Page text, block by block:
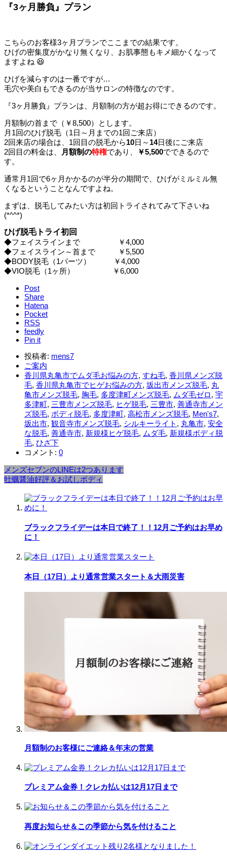
『3ヶ月勝負』プラン
こちらのお客様3ヶ月プランでここまでの結果です。
ひげの密集度がかなり無くなり、お肌事態もキメ細かくなって
ますよね 😆
ひげを減らすのは一番ですが…
毛穴や美白もできるのが当サロンの特徴なのです。
『3ヶ月勝負』プランは、月額制の方が超お得にできるのです。
月額制の首まで（￥8,500）とします。
月1回のひげ脱毛（1日～月までの1回ご来店）
2回来店の場合は、1回目の脱毛から10日～ 14日後にご来店
2回目の料金は、
月額制の特権であり、 ￥5,500でできるので
す。
通常月1回で6ヶ月かかるのが半分の期間で、ひげがミルミル無
くなるということなんですよね。
まずは、脱毛してみたい方は初回トライされてみて下さいね
(*^^*)
ひげ脱毛トライ初回
◆フェイスラインまで ￥4,000
◆フェイスライン～首まで ￥5,500
◆BODY脱毛（1パーツ） ￥4,000
◆VIO脱毛（1ヶ所） ￥6,000
Post
Share
Hatena
Pocket
RSS
feedly
Pin it
投稿者: mens7
ご案内
香川県丸亀市でムダ毛お悩みの方, すね毛, 香川県メンズ脱
毛, 香川県丸亀市でヒゲお悩みの方, 坂出市メンズ脱毛, 丸
亀市メンズ脱毛, 胸毛, 多度津町メンズ脱毛, ムダ毛ゼロ, 宇
多津町, 三豊市メンズ脱毛, ヒゲ脱毛, 三豊市, 善通寺市メン
ズ脱毛, ボディ脱毛, 多度津町, 高松市メンズ脱毛, Men's7,
坂出市, 観音寺市メンズ脱毛, シルキーライト , 丸亀市, 安全
な脱毛, 善通寺市, 新規様ヒゲ脱毛, ムダ毛, 新規様ボディ脱
毛, ひざ下
コメント: 0
メンズセブンのLINEは2つあります
牡蠣醤油好評＆お試しボディ
ブラックフライデーは本日で終了！！12月ご予約はお早め
に！
本日（17日）より通常営業スタート＆大雨災害
月額制のお客様にご連絡＆年末の営業
プレミアム金券！クレカ払いは12月17日まで
再度お知らせ＆この季節から気を付けること